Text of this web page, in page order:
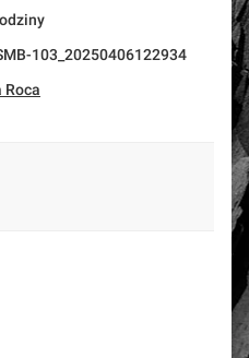
103_20250406122934
Roca